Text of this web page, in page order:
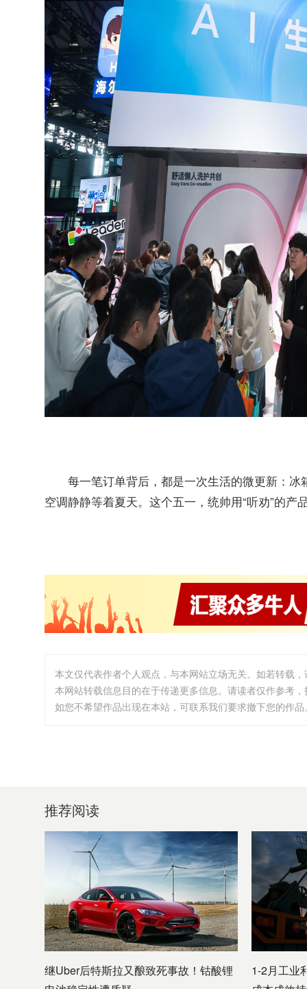
每一笔订单背后，都是一次生活的微更新：
空调静静等着夏天。这个五一，统帅用“听劝”的
本文仅代表作者个人观点，与本网站立场无关。如若转载
本网站转载信息目的在于传递更多信息。请读者仅作参考
如您不希望作品出现在本站，可联系我们要求撤下您的作
推荐阅读
继Uber后特斯拉又酿致死事故！钴酸锂
1-2月工业